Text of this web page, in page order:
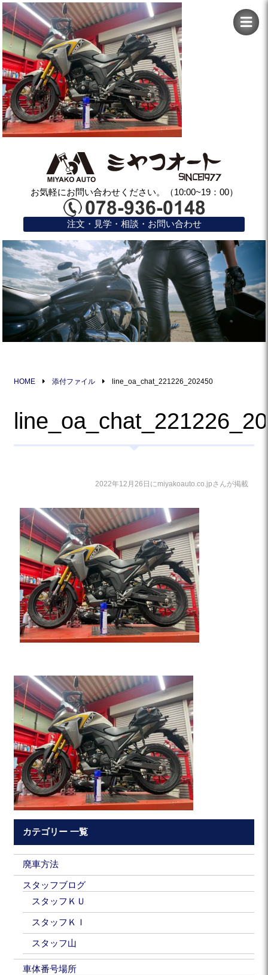
お気軽にお問い合わせください。（10:00~19：00）
注文・見学・相談・お問い合わせ
HOME 添付ファイル line_oa_chat_221226_202450
2022年12月26日にmiyakoauto.co.jpさんが掲載
カテゴリー 一覧
廃車方法
スタッフブログ
スタッフＫＵ
スタッフＫＩ
スタッフ山
車体番号場所